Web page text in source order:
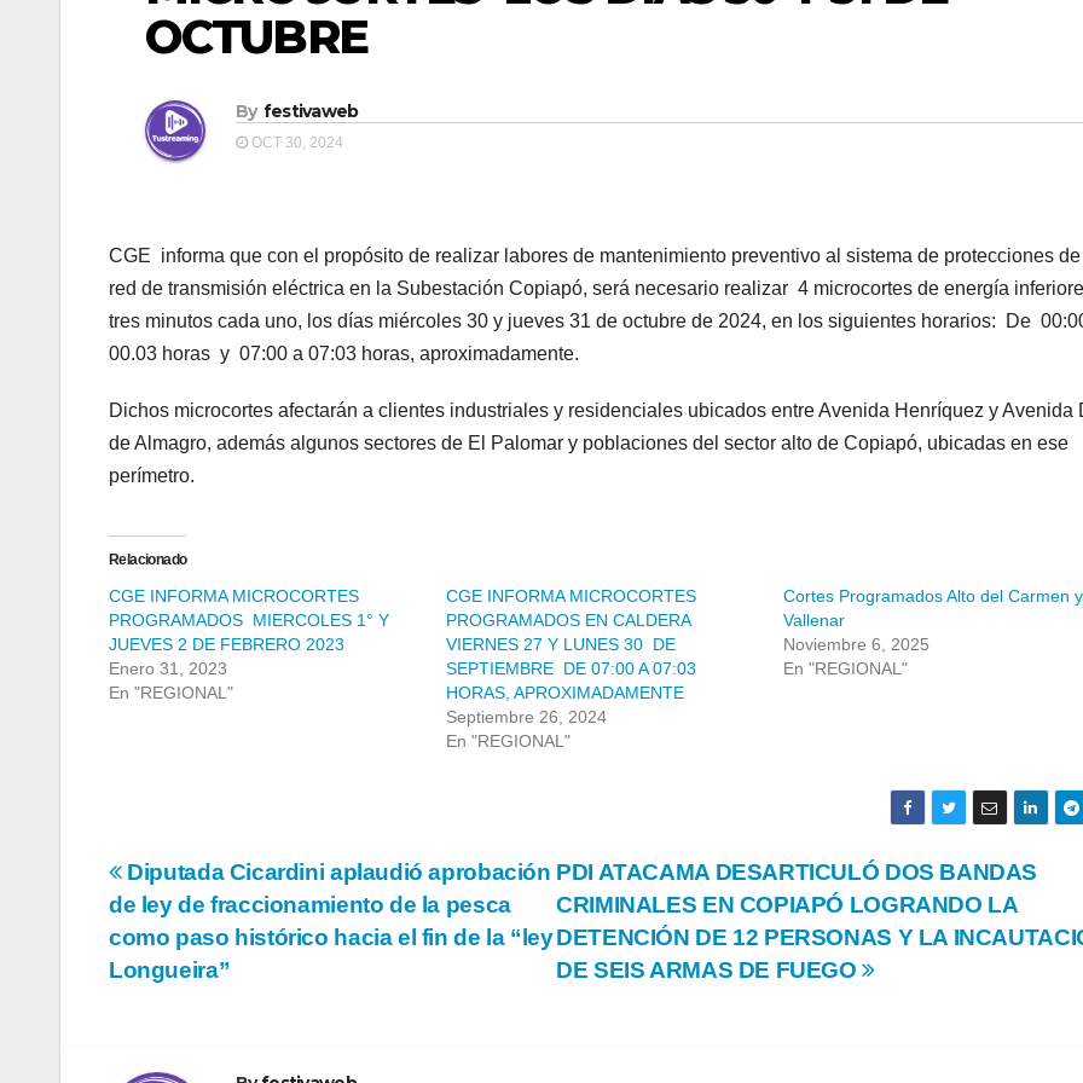
OCTUBRE
By festivaweb
OCT 30, 2024
CGE informa que con el propósito de realizar labores de mantenimiento preventivo al sistema de protecciones
red de transmisión eléctrica en la Subestación Copiapó, será necesario realizar 4 microcortes de energía
tres minutos cada uno, los días miércoles 30 y jueves 31 de octubre de 2024, en los siguientes horarios: De
00.03 horas y 07:00 a 07:03 horas, aproximadamente.
Dichos microcortes afectarán a clientes industriales y residenciales ubicados entre Avenida Henríquez y Avenida
de Almagro, además algunos sectores de El Palomar y poblaciones del sector alto de Copiapó, ubicadas en ese
perímetro.
Relacionado
CGE INFORMA MICROCORTES
PROGRAMADOS MIERCOLES 1° Y
JUEVES 2 DE FEBRERO 2023
Enero 31, 2023
En "REGIONAL"
CGE INFORMA MICROCORTES
PROGRAMADOS EN CALDERA
VIERNES 27 Y LUNES 30 DE
SEPTIEMBRE DE 07:00 A 07:03
HORAS, APROXIMADAMENTE
Septiembre 26, 2024
En "REGIONAL"
Cortes Programados Alto del Carmen y
Vallenar
Noviembre 6, 2025
En "REGIONAL"
Navegación
de
entradas
PDI ATACAMA DESARTICULÓ DOS BANDAS
CRIMINALES EN COPIAPÓ LOGRANDO LA
DETENCIÓN DE 12 PERSONAS Y LA
DE SEIS ARMAS DE FUEGO
Diputada Cicardini aplaudió aprobación
de ley de fraccionamiento de la pesca
como paso histórico hacia el fin de la “ley
Longueira”